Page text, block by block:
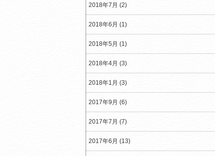
2018年7月 (2)
2018年6月 (1)
2018年5月 (1)
2018年4月 (3)
2018年1月 (3)
2017年9月 (6)
2017年7月 (7)
2017年6月 (13)